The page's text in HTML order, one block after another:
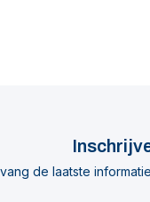
de laatste